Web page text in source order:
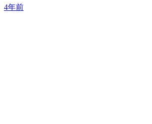
4年前